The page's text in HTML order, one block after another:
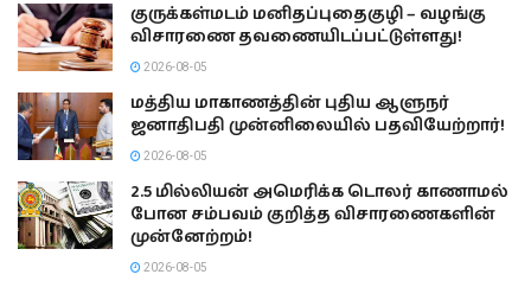
குருக்கள்மடம் மனிதப்புதைகுழி – வழங்கு
விசாரணை தவணையிடப்பட்டுள்ளது!
2026-08-05
மத்திய மாகாணத்தின் புதிய ஆளுநர்
ஜனாதிபதி முன்னிலையில் பதவியேற்றார்!
2026-08-05
2.5 மில்லியன் அமெரிக்க டொலர் காணாமல்
போன சம்பவம் குறித்த விசாரணைகளின்
முன்னேற்றம்!
2026-08-05